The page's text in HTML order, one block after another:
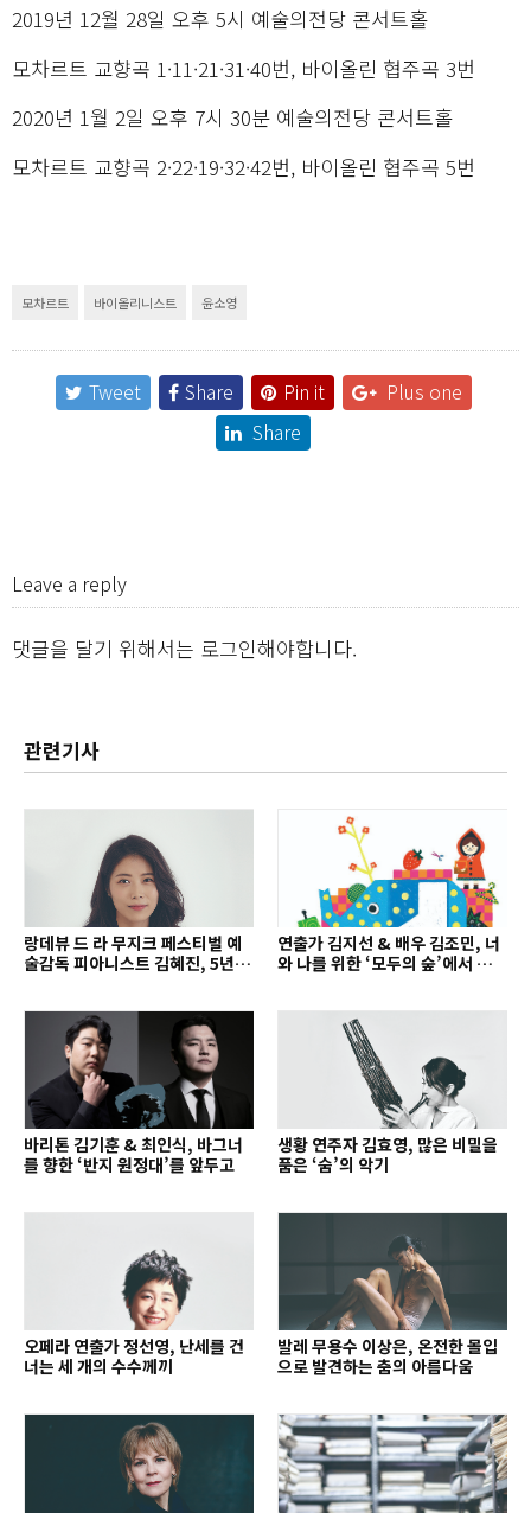
2019년 12월 28일 오후 5시 예술의전당 콘서트홀
모차르트 교향곡 1·11·21·31·40번, 바이올린 협주곡 3번
2020년 1월 2일 오후 7시 30분 예술의전당 콘서트홀
모차르트 교향곡 2·22·19·32·42번, 바이올린 협주곡 5번
모차르트 바이올리니스트 윤소영
Tweet Share Pin it
Plus one
Share
Leave a reply
댓글을 달기 위해서는 로그인해야합니다.
관련기사
랑데뷰 드 라 무지크 페스티벌 예
술감독 피아니스트 김혜진, 5년간
연출가 김지선 & 배우 김조민, 너
와 나를 위한 ‘모두의 숲’에서 만나
바리톤 김기훈 & 최인식, 바그너
를 향한 ‘반지 원정대’를 앞두고
생황 연주자 김효영, 많은 비밀을
품은 ‘숨’의 악기
오페라 연출가 정선영, 난세를 건
너는 세 개의 수수께끼
발레 무용수 이상은, 온전한 몰입
으로 발견하는 춤의 아름다움